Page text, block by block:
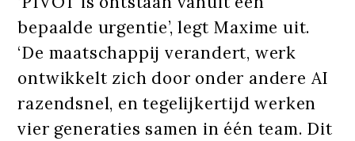
bepaalde urgentie’, legt Maxime uit.
‘De maatschappij verandert, werk
ontwikkelt zich door onder andere AI
razendsnel, en tegelijkertijd werken
vier generaties samen in één team. Dit